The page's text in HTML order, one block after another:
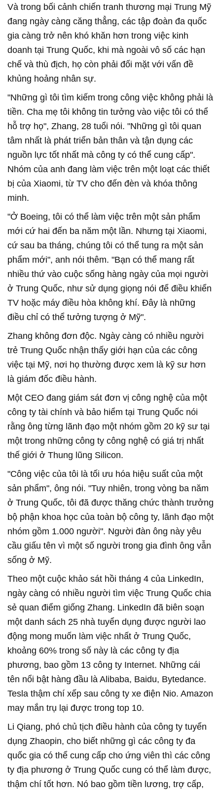
Và trong bối cảnh chiến tranh thương mại Trung Mỹ
đang ngày càng căng thẳng, các tập đoàn đa quốc
gia càng trở nên khó khăn hơn trong việc kinh
doanh tại Trung Quốc, khi mà ngoài vô số các hạn
chế và thù địch, họ còn phải đối mặt với vấn đề
khủng hoảng nhân sự.
"Những gì tôi tìm kiếm trong công việc không phải là
tiền. Cha mẹ tôi không tin tưởng vào việc tôi có thể
hỗ trợ họ", Zhang, 28 tuổi nói. "Những gì tôi quan
tâm nhất là phát triển bản thân và tận dụng các
nguồn lực tốt nhất mà công ty có thể cung cấp".
Nhóm của anh đang làm việc trên một loạt các thiết
bị của Xiaomi, từ TV cho đến đèn và khóa thông
minh.
"Ở Boeing, tôi có thể làm việc trên một sản phẩm
mới cứ hai đến ba năm một lần. Nhưng tại Xiaomi,
cứ sau ba tháng, chúng tôi có thể tung ra một sản
phẩm mới", anh nói thêm. "Bạn có thể mang rất
nhiều thứ vào cuộc sống hàng ngày của mọi người
ở Trung Quốc, như sử dụng giọng nói để điều khiển
TV hoặc máy điều hòa không khí. Đây là những
điều chỉ có thể tưởng tượng ở Mỹ".
Zhang không đơn độc. Ngày càng có nhiều người
trẻ Trung Quốc nhận thấy giới hạn của các công
việc tại Mỹ, nơi họ thường được xem là kỹ sư hơn
là giám đốc điều hành.
Một CEO đang giám sát đơn vị công nghệ của một
công ty tài chính và bảo hiểm tại Trung Quốc nói
rằng ông từng lãnh đạo một nhóm gồm 20 kỹ sư tại
một trong những công ty công nghệ có giá trị nhất
thế giới ở Thung lũng Silicon.
"Công việc của tôi là tối ưu hóa hiệu suất của một
sản phẩm", ông nói. "Tuy nhiên, trong vòng ba năm
ở Trung Quốc, tôi đã được thăng chức thành trưởng
bộ phận khoa học của toàn bộ công ty, lãnh đạo một
nhóm gồm 1.000 người". Người đàn ông này yêu
cầu giấu tên vì một số người trong gia đình ông vẫn
sống ở Mỹ.
Theo một cuộc khảo sát hồi tháng 4 của LinkedIn,
ngày càng có nhiều người tìm việc Trung Quốc chia
sẻ quan điểm giống Zhang. LinkedIn đã biên soạn
một danh sách 25 nhà tuyển dụng được người lao
động mong muốn làm việc nhất ở Trung Quốc,
khoảng 60% trong số này là các công ty địa
phương, bao gồm 13 công ty Internet. Những cái
tên nổi bật hàng đầu là Alibaba, Baidu, Bytedance.
Tesla thậm chí xếp sau công ty xe điện Nio. Amazon
may mắn trụ lại được trong top 10.
Li Qiang, phó chủ tịch điều hành của công ty tuyển
dụng Zhaopin, cho biết những gì các công ty đa
quốc gia có thể cung cấp cho ứng viên thì các công
ty địa phương ở Trung Quốc cung có thể làm được,
thậm chí tốt hơn. Nó bao gồm tiền lương, trợ cấp,